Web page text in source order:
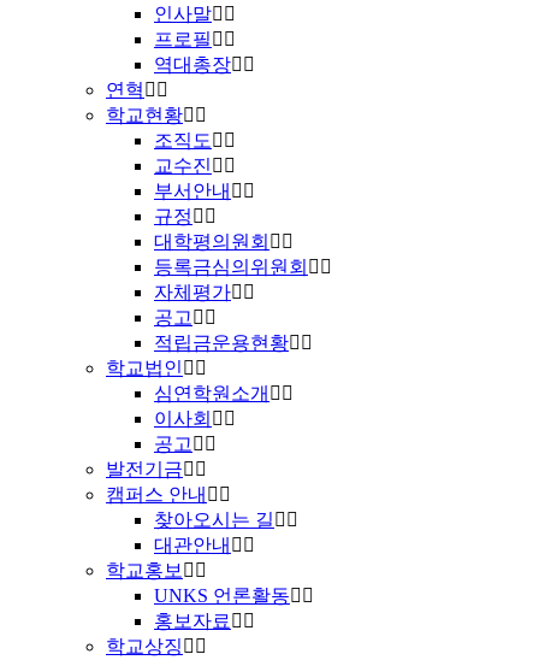
인사말
프로필
역대총장
연혁
학교현황
조직도
교수진
부서안내
규정
대학평의원회
등록금심의위원회
자체평가
공고
적립금운용현황
학교법인
심연학원소개
이사회
공고
발전기금
캠퍼스 안내
찾아오시는 길
대관안내
학교홍보
UNKS 언론활동
홍보자료
학교상징